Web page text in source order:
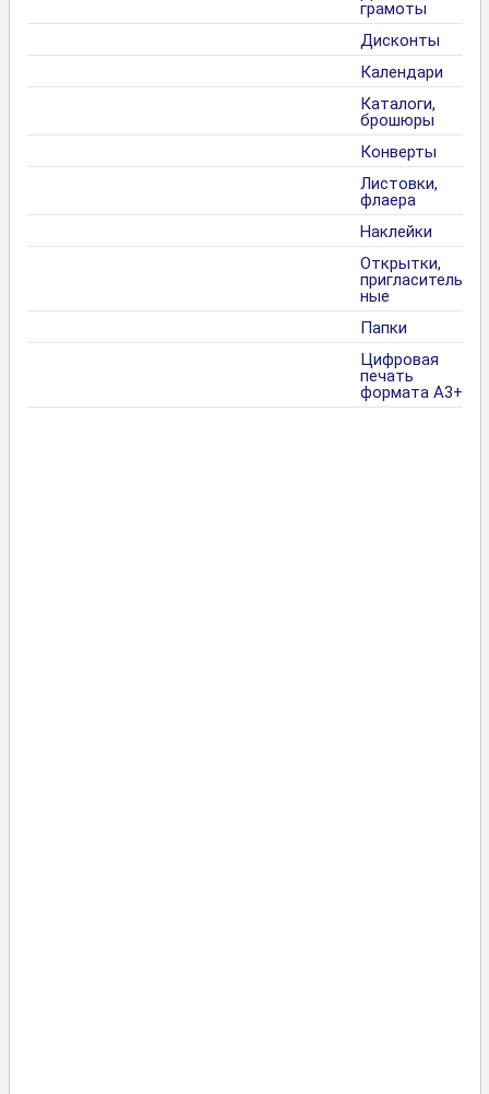
грамоты
Дисконты
Календари
Каталоги,
брошюры
Конверты
Листовки,
флаера
Наклейки
Открытки,
пригласитель
ные
Папки
Цифровая
печать
формата А3+